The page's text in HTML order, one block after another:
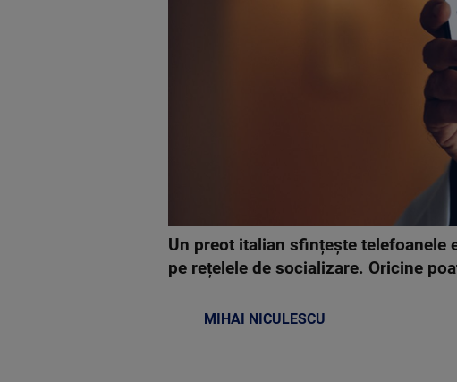
Un preot italian sfințește
pe rețelele de socializare. Oricine
MIHAI NICULESCU